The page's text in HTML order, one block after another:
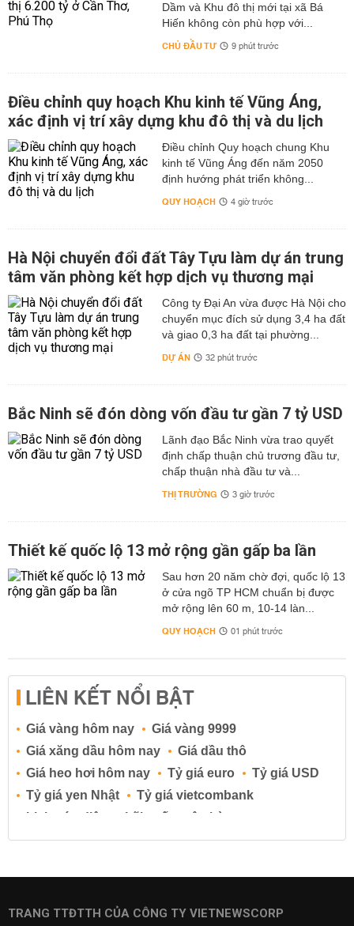
Dầm và Khu đô thị mới tại xã Bá
Hiến không còn phù hợp với...
CHỦ ĐẦU TƯ 9 phút trước
Điều chỉnh quy hoạch Khu kinh tế Vũng Áng,
xác định vị trí xây dựng khu đô thị và du lịch
Điều chỉnh Quy hoạch chung Khu
kinh tế Vũng Áng đến năm 2050
định hướng phát triển không...
QUY HOẠCH 4 giờ trước
Hà Nội chuyển đổi đất Tây Tựu làm dự án trung
tâm văn phòng kết hợp dịch vụ thương mại
Công ty Đại An vừa được Hà Nội cho
chuyển mục đích sử dụng 3,4 ha đất
và giao 0,3 ha đất tại phường...
DỰ ÁN 32 phút trước
Bắc Ninh sẽ đón dòng vốn đầu tư gần 7 tỷ USD
Lãnh đạo Bắc Ninh vừa trao quyết
định chấp thuận chủ trương đầu tư,
chấp thuận nhà đầu tư và...
THỊ TRƯỜNG 3 giờ trước
Thiết kế quốc lộ 13 mở rộng gần gấp ba lần
Sau hơn 20 năm chờ đợi, quốc lộ 13
ở cửa ngõ TP HCM chuẩn bị được
mở rộng lên 60 m, 10-14 làn...
QUY HOẠCH 01 phút trước
LIÊN KẾT NỔI BẬT
Giá vàng hôm nay
Giá vàng 9999
Giá xăng dầu hôm nay
Giá dầu thô
Giá heo hơi hôm nay
Tỷ giá euro
Tỷ giá USD
Tỷ giá yen Nhật
Tỷ giá vietcombank
Lịch cúp điện
Lãi suất ngân hàng
Lãi suất tiết kiệm
Lãi suất tiền gửi
Lãi suất ngân hàng BIDV
TRANG TTĐTTH CỦA CÔNG TY VIETNEWSCORP